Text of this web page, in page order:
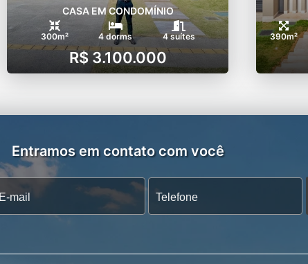
CASA EM CONDOMÍNIO
300m² 4 dorms 4 suítes
R$ 3.100.000
390m²
Entramos em contato com você